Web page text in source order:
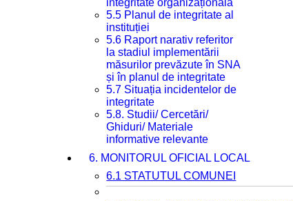
integritate organizațională
5.5 Planul de integritate al
instituției
5.6 Raport narativ referitor
la stadiul implementării
măsurilor prevăzute în SNA
și în planul de integritate
5.7 Situația incidentelor de
integritate
5.8. Studii/ Cercetări/
Ghiduri/ Materiale
informative relevante
6. MONITORUL OFICIAL LOCAL
6.1 STATUTUL COMUNEI